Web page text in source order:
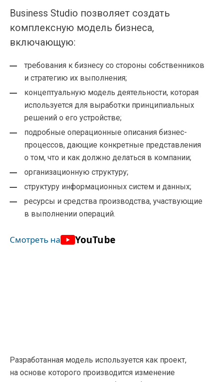
Business Studio позволяет создать
комплексную модель бизнеса,
включающую:
требования к бизнесу со стороны собственников
и стратегию их выполнения;
концептуальную модель деятельности, которая
используется для выработки принципиальных
решений о его устройстве;
подробные операционные описания бизнес-
процессов, дающие конкретные представления
о том, что и как должно делаться в компании;
организационную структуру;
структуру информационных систем и данных;
ресурсы и средства производства, участвующие
в выполнении операций.
Смотреть на YouTube
Разработанная модель используется как проект,
на основе которого производится изменение